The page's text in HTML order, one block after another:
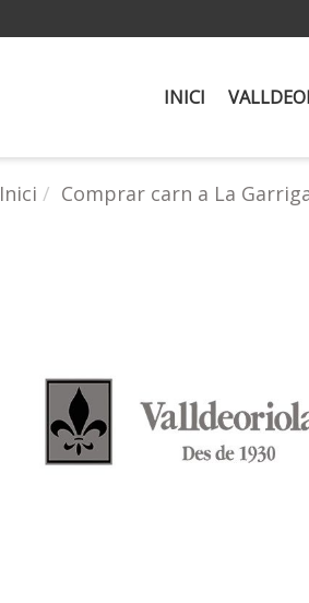
INICI
Inici Comprar carn a La